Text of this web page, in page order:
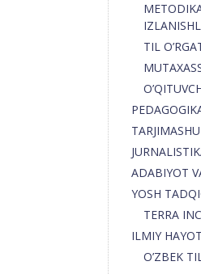
TIL
ADABIYOT
YOSH
TERRA
ILMIY HAYOT
O’ZBEK